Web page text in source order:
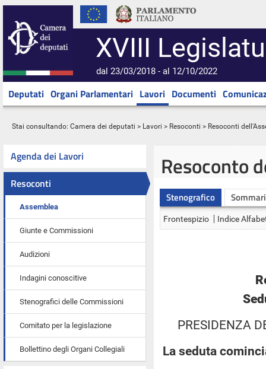
XVIII
dal 23/03/2018 - al 12/10/2022
Deputati Organi Parlamentari Lavori Documenti
Stai consultando: Camera dei deputati > Lavori > Resoconti > Resoconti
Agenda dei Lavori
Resoconti
Assemblea
Giunte e Commissioni
Audizioni
Indagini conoscitive
Stenografici delle Commissioni
Comitato per la legislazione
Bollettino degli Organi Collegiali
Resoconto
Stenografico
Frontespizio Indice
PRESIDENZA
La seduta